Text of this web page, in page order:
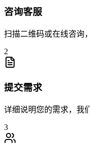
咨询客服
扫描二维码或在线咨询
2
提交需求
详细说明您的需求，我
3